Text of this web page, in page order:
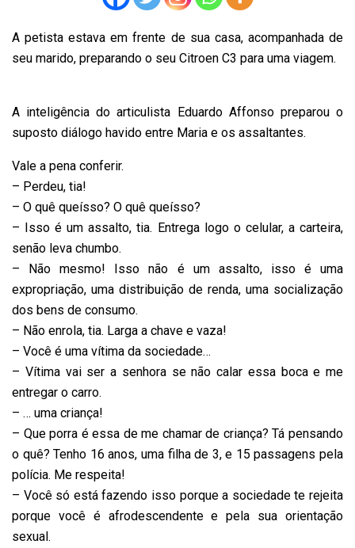
A petista estava em frente de sua casa, acompanhada de
seu marido, preparando o seu Citroen C3 para uma viagem.
A inteligência do articulista Eduardo Affonso preparou o
suposto diálogo havido entre Maria e os assaltantes.
Vale a pena conferir.
– Perdeu, tia!
– O quê queísso? O quê queísso?
– Isso é um assalto, tia. Entrega logo o celular, a carteira,
senão leva chumbo.
– Não mesmo! Isso não é um assalto, isso é uma
expropriação, uma distribuição de renda, uma socialização
dos bens de consumo.
– Não enrola, tia. Larga a chave e vaza!
– Você é uma vítima da sociedade…
– Vítima vai ser a senhora se não calar essa boca e me
entregar o carro.
– … uma criança!
– Que porra é essa de me chamar de criança? Tá pensando
o quê? Tenho 16 anos, uma filha de 3, e 15 passagens pela
polícia. Me respeita!
– Você só está fazendo isso porque a sociedade te rejeita
porque você é afrodescendente e pela sua orientação
sexual.